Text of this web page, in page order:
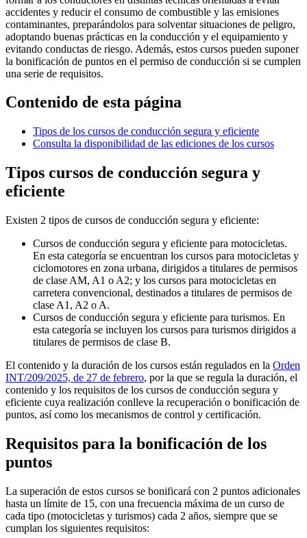
accidentes y reducir el consumo de combustible y las emisiones
contaminantes, preparándolos para solventar situaciones de peligro,
adoptando buenas prácticas en la conducción y el equipamiento y
evitando conductas de riesgo. Además, estos cursos pueden suponer
la bonificación de puntos en el permiso de conducción si se cumplen
una serie de requisitos.
Contenido de esta página
Tipos de los cursos de conducción segura y eficiente
Consulta la disponibilidad de las ediciones de los cursos
Tipos cursos de conducción segura y
eficiente
Existen 2 tipos de cursos de conducción segura y eficiente:
Cursos de conducción segura y eficiente para motocicletas.
En esta categoría se encuentran los cursos para motocicletas y
ciclomotores en zona urbana, dirigidos a titulares de permisos
de clase AM, A1 o A2; y los cursos para motocicletas en
carretera convencional, destinados a titulares de permisos de
clase A1, A2 o A.
Cursos de conducción segura y eficiente para turismos. En
esta categoría se incluyen los cursos para turismos dirigidos a
titulares de permisos de clase B.
El contenido y la duración de los cursos están regulados en la Orden
INT/209/2025, de 27 de febrero, por la que se regula la duración, el
contenido y los requisitos de los cursos de conducción segura y
eficiente cuya realización conlleve la recuperación o bonificación de
puntos, así como los mecanismos de control y certificación.
Requisitos para la bonificación de los
puntos
La superación de estos cursos se bonificará con 2 puntos adicionales
hasta un límite de 15, con una frecuencia máxima de un curso de
cada tipo (motocicletas y turismos) cada 2 años, siempre que se
cumplan los siguientes requisitos: